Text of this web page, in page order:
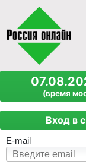
(время
Вход в
E-mail